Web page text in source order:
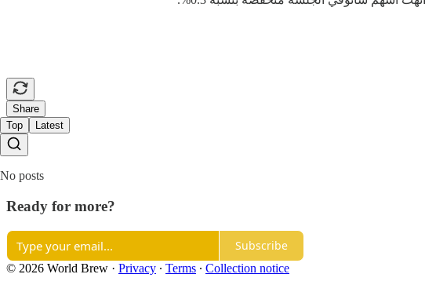
Share
Top
Latest
No posts
Ready for more?
Subscribe
© 2026 World Brew · Privacy ∙ Terms ∙ Collection notice